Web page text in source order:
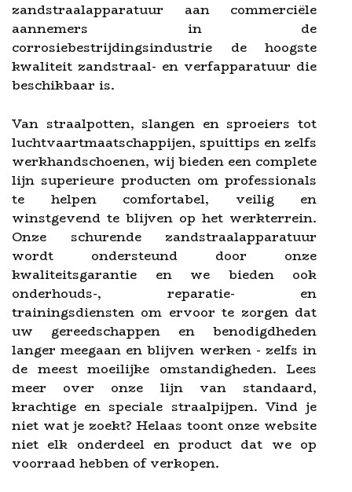
zandstraalapparatuur aan commerciële
aannemers in de
corrosiebestrijdingsindustrie de hoogste
kwaliteit zandstraal- en verfapparatuur die
beschikbaar is.
Van straalpotten, slangen en sproeiers tot
luchtvaartmaatschappijen, spuittips en zelfs
werkhandschoenen, wij bieden een complete
lijn superieure producten om professionals
te helpen comfortabel, veilig en
winstgevend te blijven op het werkterrein.
Onze schurende zandstraalapparatuur
wordt ondersteund door onze
kwaliteitsgarantie en we bieden ook
onderhouds-, reparatie- en
trainingsdiensten om ervoor te zorgen dat
uw gereedschappen en benodigdheden
langer meegaan en blijven werken - zelfs in
de meest moeilijke omstandigheden. Lees
meer over onze lijn van standaard,
krachtige en speciale straalpijpen. Vind je
niet wat je zoekt? Helaas toont onze website
niet elk onderdeel en product dat we op
voorraad hebben of verkopen.